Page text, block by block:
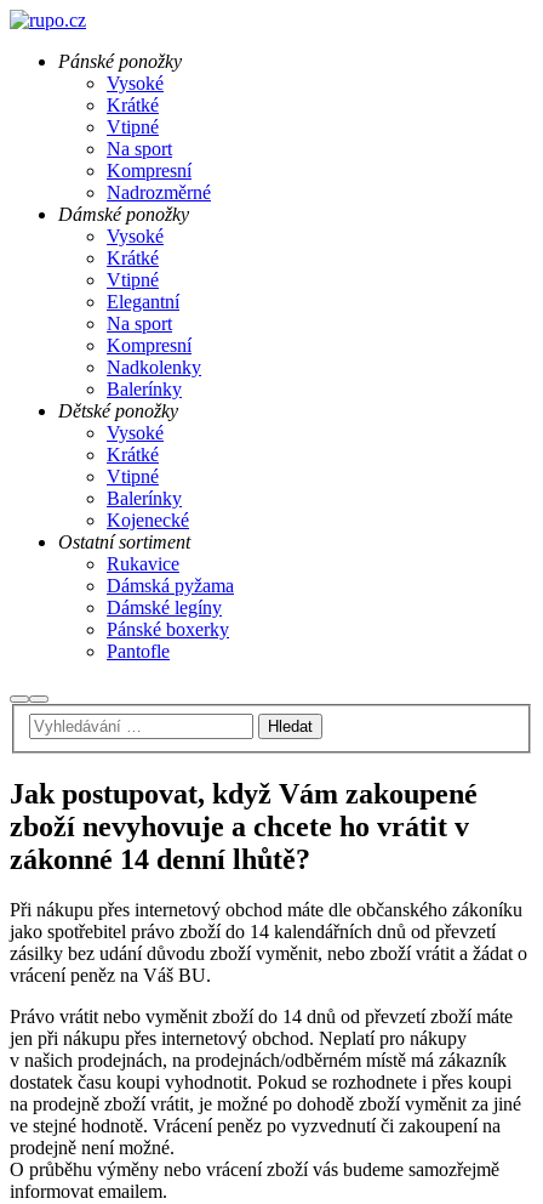
Pánské ponožky
Vysoké
Krátké
Vtipné
Na sport
Kompresní
Nadrozměrné
Dámské ponožky
Vysoké
Krátké
Vtipné
Elegantní
Na sport
Kompresní
Nadkolenky
Balerínky
Dětské ponožky
Vysoké
Krátké
Vtipné
Balerínky
Kojenecké
Ostatní sortiment
Rukavice
Dámská pyžama
Dámské legíny
Pánské boxerky
Pantofle
Hledat
Hlavní
navigační
menu
Jak postupovat, když Vám zakoupené
zboží nevyhovuje a chcete ho vrátit v
zákonné 14 denní lhůtě?
Při nákupu přes internetový obchod máte dle občanského zákoníku
jako spotřebitel právo zboží do 14 kalendářních dnů od převzetí
zásilky bez udání důvodu zboží vyměnit, nebo zboží vrátit a žádat o
vrácení peněz na Váš BU.
Právo vrátit nebo vyměnit zboží do 14 dnů od převzetí zboží máte
jen při nákupu přes internetový obchod. Neplatí pro nákupy
v našich prodejnách, na prodejnách/odběrném místě má zákazník
dostatek času koupi vyhodnotit. Pokud se rozhodnete i přes koupi
na prodejně zboží vrátit, je možné po dohodě zboží vyměnit za jiné
ve stejné hodnotě. Vrácení peněz po vyzvednutí či zakoupení na
prodejně není možné.
O průběhu výměny nebo vrácení zboží vás budeme samozřejmě
informovat emailem.